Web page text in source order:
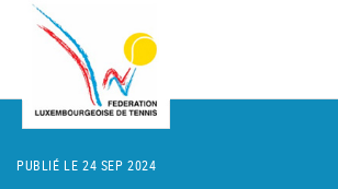
PUBLIÉ LE 24 SEP 2024